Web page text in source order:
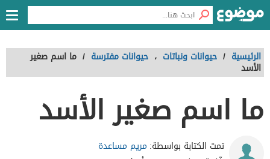
الرئيسية / حيوانات ونباتات ، حيوانات مفترسة / ما اسم صغير
الأسد
ما اسم صغير الأسد
تمت الكتابة بواسطة: مريم مساعدة